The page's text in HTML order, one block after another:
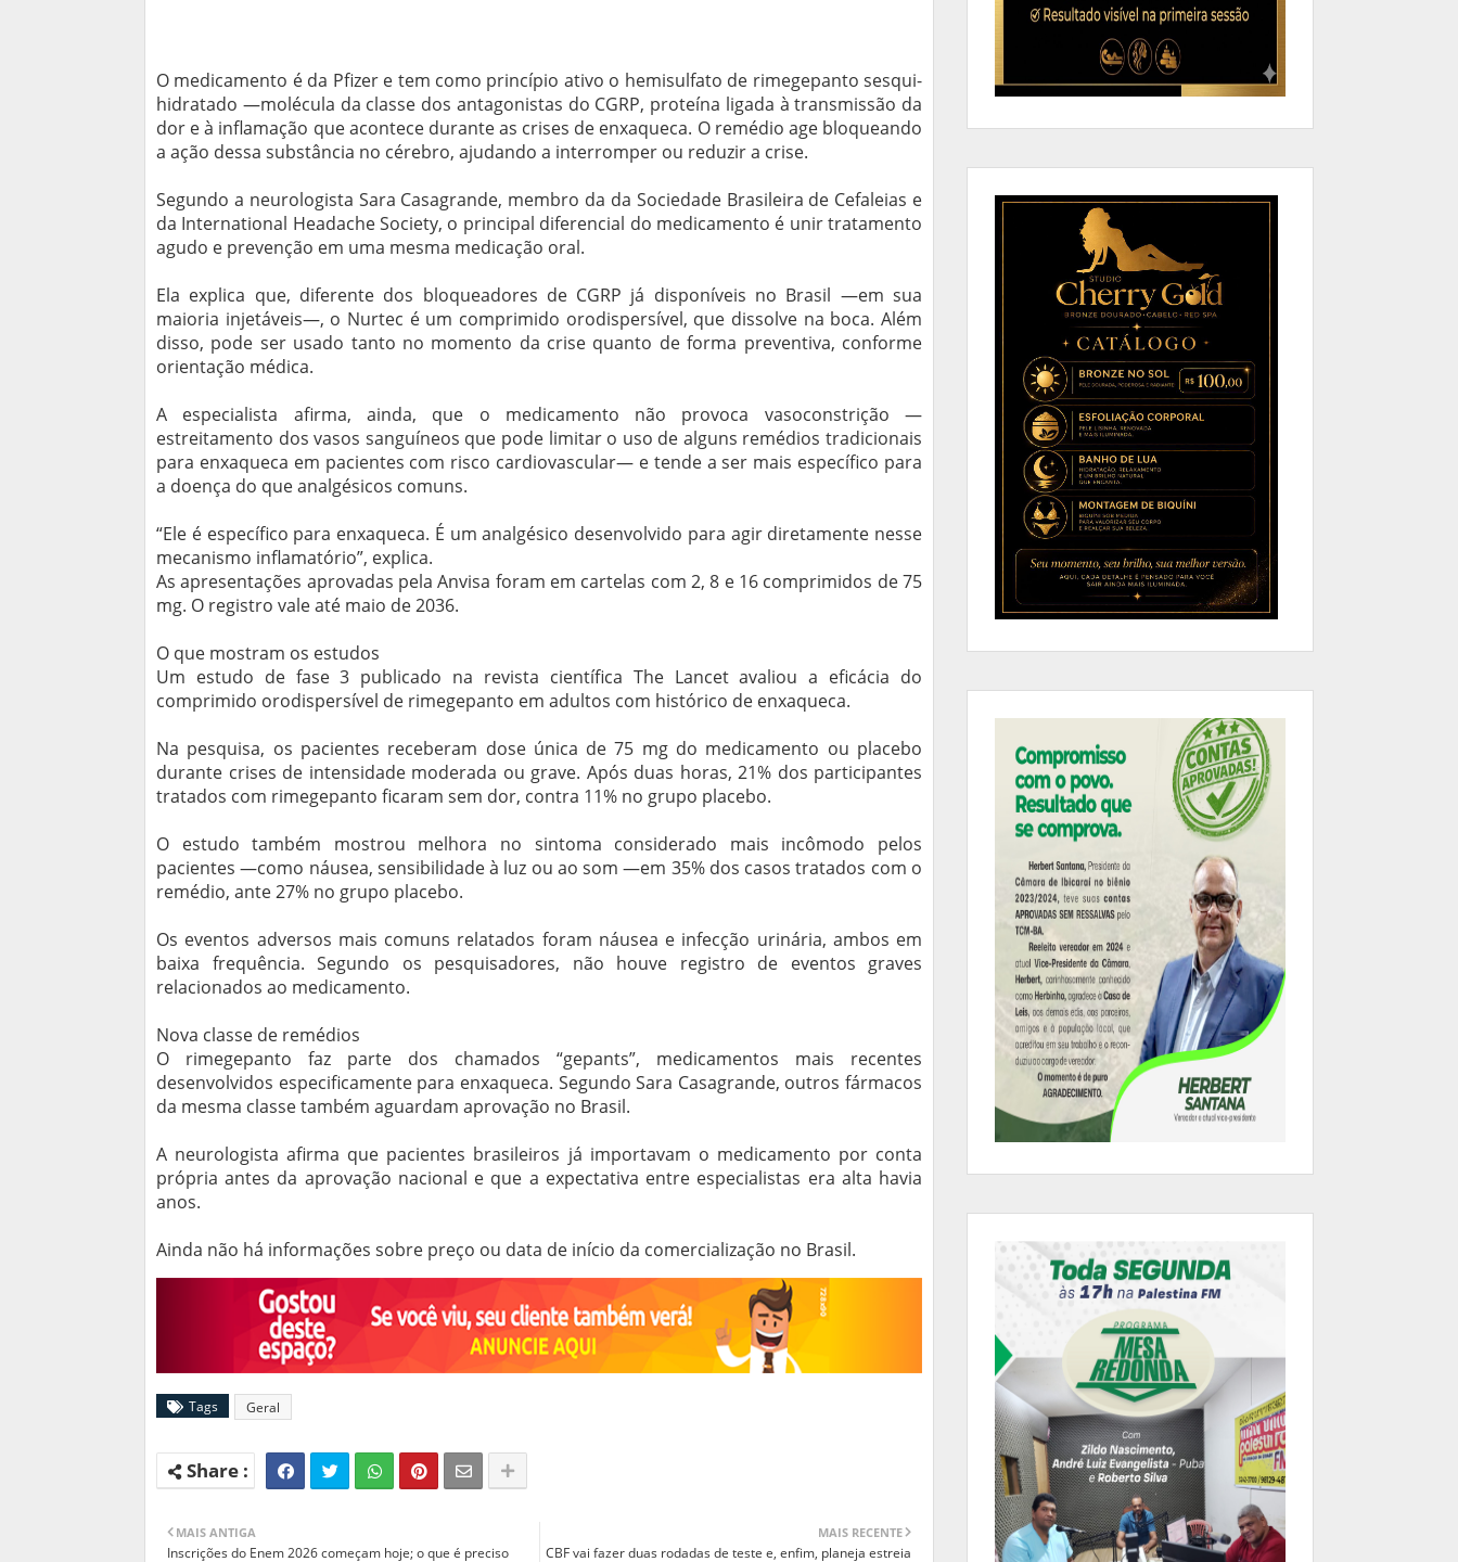
O medicamento é da Pfizer e tem como princípio ativo o hemisulfato de rimegepanto sesqui-
hidratado —molécula da classe dos antagonistas do CGRP, proteína ligada à transmissão da
dor e à inflamação que acontece durante as crises de enxaqueca. O remédio age bloqueando
a ação dessa substância no cérebro, ajudando a interromper ou reduzir a crise.
Segundo a neurologista Sara Casagrande, membro da da Sociedade Brasileira de Cefaleias e
da International Headache Society, o principal diferencial do medicamento é unir tratamento
agudo e prevenção em uma mesma medicação oral.
Ela explica que, diferente dos bloqueadores de CGRP já disponíveis no Brasil —em sua
maioria injetáveis—, o Nurtec é um comprimido orodispersível, que dissolve na boca. Além
disso, pode ser usado tanto no momento da crise quanto de forma preventiva, conforme
orientação médica.
A especialista afirma, ainda, que o medicamento não provoca vasoconstrição —
estreitamento dos vasos sanguíneos que pode limitar o uso de alguns remédios tradicionais
para enxaqueca em pacientes com risco cardiovascular— e tende a ser mais específico para
a doença do que analgésicos comuns.
“Ele é específico para enxaqueca. É um analgésico desenvolvido para agir diretamente nesse
mecanismo inflamatório”, explica.
As apresentações aprovadas pela Anvisa foram em cartelas com 2, 8 e 16 comprimidos de 75
mg. O registro vale até maio de 2036.
O que mostram os estudos
Um estudo de fase 3 publicado na revista científica The Lancet avaliou a eficácia do
comprimido orodispersível de rimegepanto em adultos com histórico de enxaqueca.
Na pesquisa, os pacientes receberam dose única de 75 mg do medicamento ou placebo
durante crises de intensidade moderada ou grave. Após duas horas, 21% dos participantes
tratados com rimegepanto ficaram sem dor, contra 11% no grupo placebo.
O estudo também mostrou melhora no sintoma considerado mais incômodo pelos
pacientes —como náusea, sensibilidade à luz ou ao som —em 35% dos casos tratados com o
remédio, ante 27% no grupo placebo.
Os eventos adversos mais comuns relatados foram náusea e infecção urinária, ambos em
baixa frequência. Segundo os pesquisadores, não houve registro de eventos graves
relacionados ao medicamento.
Nova classe de remédios
O rimegepanto faz parte dos chamados “gepants”, medicamentos mais recentes
desenvolvidos especificamente para enxaqueca. Segundo Sara Casagrande, outros fármacos
da mesma classe também aguardam aprovação no Brasil.
A neurologista afirma que pacientes brasileiros já importavam o medicamento por conta
própria antes da aprovação nacional e que a expectativa entre especialistas era alta havia
anos.
Ainda não há informações sobre preço ou data de início da comercialização no Brasil.
Tags Geral
MAIS RECENTE
CBF vai fazer duas rodadas de teste e, enfim, planeja estreia
MAIS ANTIGA
Inscrições do Enem 2026 começam hoje; o que é preciso